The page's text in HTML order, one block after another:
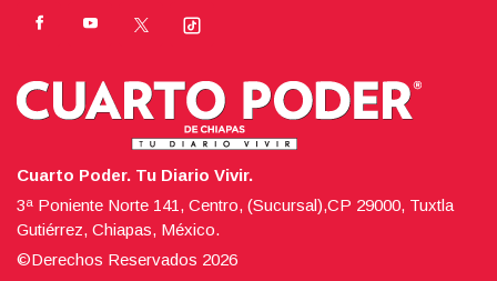
Cuarto Poder. Tu Diario Vivir.
3ª Poniente Norte 141, Centro, (Sucursal),CP 29000, Tuxtla
Gutiérrez, Chiapas, México.
©Derechos Reservados 2026